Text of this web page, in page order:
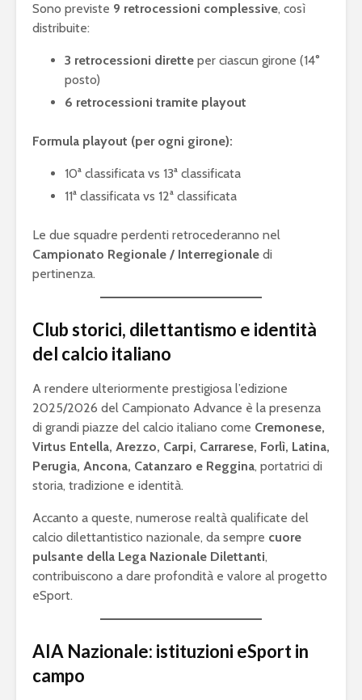
Sono previste 9 retrocessioni complessive, così
distribuite:
3 retrocessioni dirette per ciascun girone (14°
posto)
6 retrocessioni tramite playout
Formula playout (per ogni girone):
10ª classificata vs 13ª classificata
11ª classificata vs 12ª classificata
Le due squadre perdenti retrocederanno nel
Campionato Regionale / Interregionale di
pertinenza.
Club storici, dilettantismo e identità
del calcio italiano
A rendere ulteriormente prestigiosa l’edizione
2025/2026 del Campionato Advance è la presenza
di grandi piazze del calcio italiano come Cremonese,
Virtus Entella, Arezzo, Carpi, Carrarese, Forlì, Latina,
Perugia, Ancona, Catanzaro e Reggina, portatrici di
storia, tradizione e identità.
Accanto a queste, numerose realtà qualificate del
calcio dilettantistico nazionale, da sempre cuore
pulsante della Lega Nazionale Dilettanti,
contribuiscono a dare profondità e valore al progetto
eSport.
AIA Nazionale: istituzioni eSport in
campo
dodicesimo TOTY
febbraio la Epic
capitolo 2
2024: